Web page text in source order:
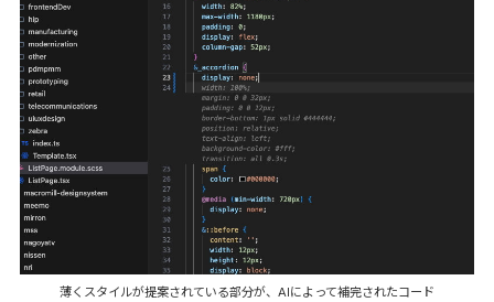
薄くスタイルが提案されている部分が、AIによって補完されたコード